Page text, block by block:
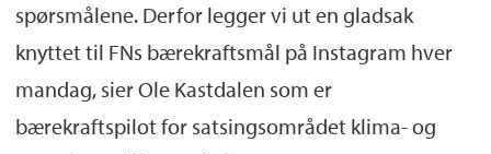
spørsmålene. Derfor legger vi ut en gladsak
knyttet til FNs bærekraftsmål på Instagram hver
mandag, sier Ole Kastdalen som er
bærekraftspilot for satsingsområdet klima- og